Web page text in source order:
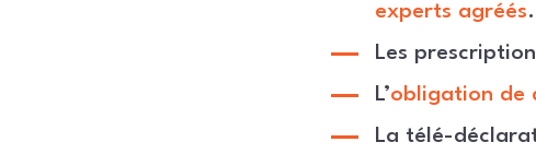
experts agréés.
Les
L’obligation de
La télé-